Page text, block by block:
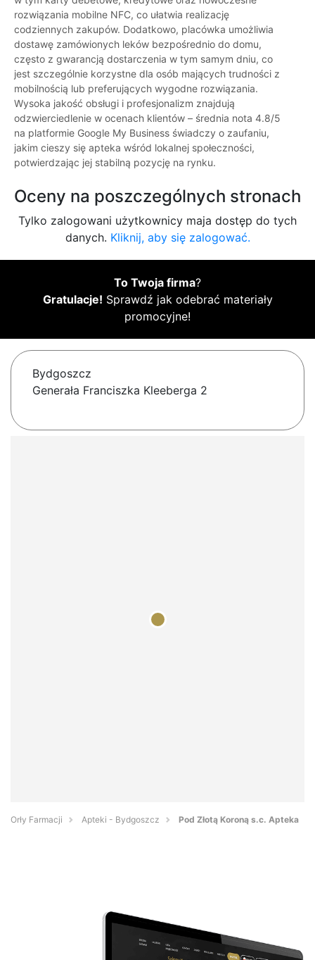
rozwiązania mobilne NFC, co ułatwia realizację
codziennych zakupów. Dodatkowo, placówka umożliwia
dostawę zamówionych leków bezpośrednio do domu,
często z gwarancją dostarczenia w tym samym dniu, co
jest szczególnie korzystne dla osób mających trudności z
mobilnością lub preferujących wygodne rozwiązania.
Wysoka jakość obsługi i profesjonalizm znajdują
odzwierciedlenie w ocenach klientów – średnia nota 4.8/5
na platformie Google My Business świadczy o zaufaniu,
jakim cieszy się apteka wśród lokalnej społeczności,
potwierdzając jej stabilną pozycję na rynku.
Oceny na poszczególnych stronach
Tylko zalogowani użytkownicy maja dostęp do tych
danych. Kliknij, aby się zalogować.
To Twoja firma?
Gratulacje! Sprawdź jak odebrać materiały
promocyjne!
Bydgoszcz
Generała Franciszka Kleeberga 2
Orły Farmacji Apteki - Bydgoszcz Pod Złotą Koroną s.c. Apteka